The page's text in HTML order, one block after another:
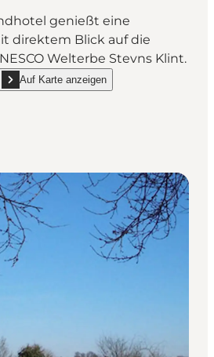
genießt eine
direktem Blick auf die
Welterbe Stevns Klint.
Kro & Badehotel -
Auf Karte anzeigen
show Rødvig Kro & Badehotel - Restaurants